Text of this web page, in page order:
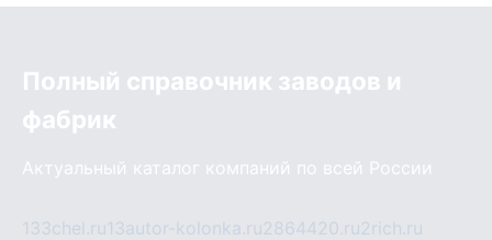
Полный справочник заводов и
фабрик
Актуальный каталог компаний по всей России
133chel.ru13autor-kolonka.ru2864420.ru2rich.ru